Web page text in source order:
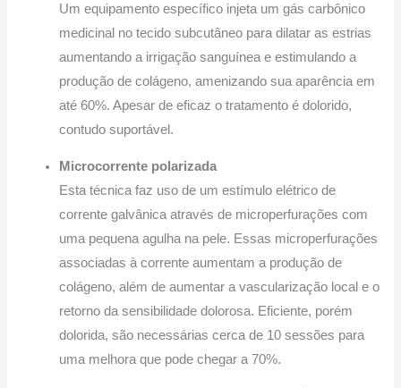
Um equipamento específico injeta um gás carbônico
medicinal no tecido subcutâneo para dilatar as estrias
aumentando a irrigação sanguínea e estimulando a
produção de colágeno, amenizando sua aparência em
até 60%. Apesar de eficaz o tratamento é dolorido,
contudo suportável.
Microcorrente polarizada
Esta técnica faz uso de um estímulo elétrico de
corrente galvânica através de microperfurações com
uma pequena agulha na pele. Essas microperfurações
associadas à corrente aumentam a produção de
colágeno, além de aumentar a vascularização local e o
retorno da sensibilidade dolorosa. Eficiente, porém
dolorida, são necessárias cerca de 10 sessões para
uma melhora que pode chegar a 70%.